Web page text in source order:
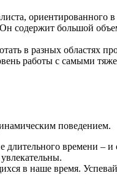
ориентированного
содержит большой
в разных
работы с самыми
поведением.
длительного
в наше время.